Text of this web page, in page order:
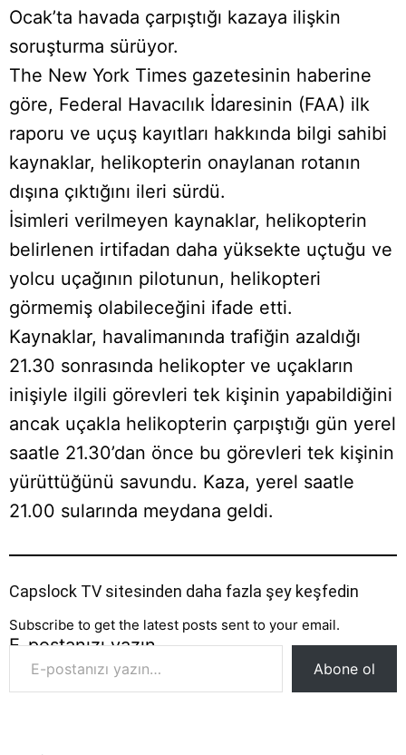
Ocak’ta havada çarpıştığı kazaya ilişkin
soruşturma sürüyor.
The New York Times gazetesinin haberine
göre, Federal Havacılık İdaresinin (FAA) ilk
raporu ve uçuş kayıtları hakkında bilgi sahibi
kaynaklar, helikopterin onaylanan rotanın
dışına çıktığını ileri sürdü.
İsimleri verilmeyen kaynaklar, helikopterin
belirlenen irtifadan daha yüksekte uçtuğu ve
yolcu uçağının pilotunun, helikopteri
görmemiş olabileceğini ifade etti.
Kaynaklar, havalimanında trafiğin azaldığı
21.30 sonrasında helikopter ve uçakların
inişiyle ilgili görevleri tek kişinin yapabildiğini
ancak uçakla helikopterin çarpıştığı gün yerel
saatle 21.30’dan önce bu görevleri tek kişinin
yürüttüğünü savundu. Kaza, yerel saatle
21.00 sularında meydana geldi.
Capslock TV sitesinden daha fazla şey keşfedin
Subscribe to get the latest posts sent to your email.
E-postanızı yazın…
Abone ol